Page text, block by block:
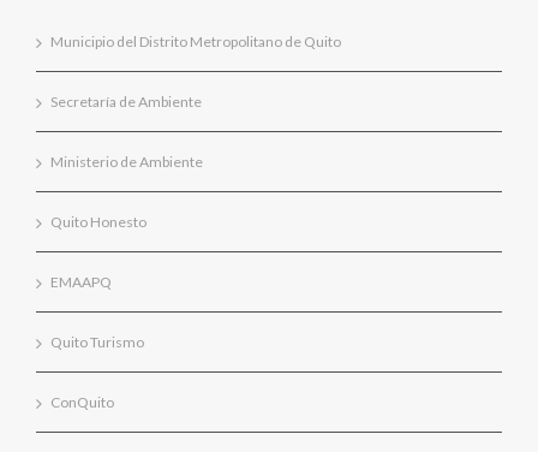
Municipio del Distrito Metropolitano de Quito
Secretaría de Ambiente
Ministerio de Ambiente
Quito Honesto
EMAAPQ
Quito Turismo
ConQuito